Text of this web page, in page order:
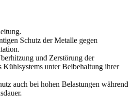
Schutz der Metalle gegen
und Zerstörung der
Kühlsystems unter Beibehaltung ihrer
auch bei hohen Belastungen während